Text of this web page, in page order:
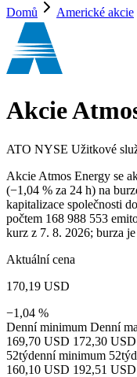
Domů
Americké akcie
Akcie
ATO NYSE Užitkové
Akcie Atmos Energy se
(−1,04 % za 24 h) na
kapitalizace společnosti
počtem 168 988 553
kurz z 7. 8. 2026; burza
Aktuální cena
170,19 USD
−1,04 %
Denní minimum Denní
169,70 USD 172,30 USD
52týdenní minimum
160,10 USD 192,51 USD